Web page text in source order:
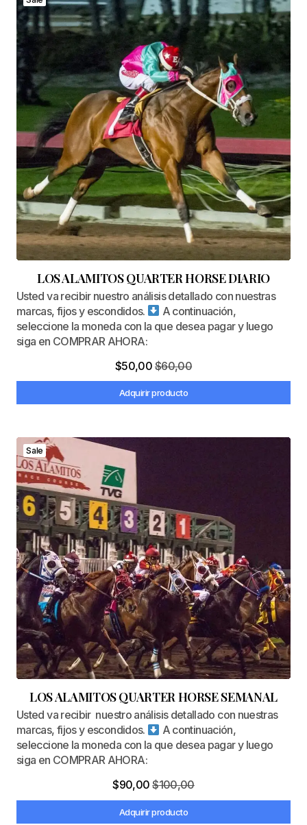
LOS ALAMITOS QUARTER HORSE DIARIO
Usted va recibir nuestro análisis detallado con nuestras
marcas, fijos y escondidos.
A continuación,
seleccione la moneda con la que desea pagar y luego
siga en COMPRAR AHORA:
$60,00
$50,00
Adquirir producto
Sale
LOS ALAMITOS QUARTER HORSE SEMANAL
Usted va recibir nuestro análisis detallado con nuestras
marcas, fijos y escondidos.
A continuación,
seleccione la moneda con la que desea pagar y luego
siga en COMPRAR AHORA:
$100,00
$90,00
Adquirir producto